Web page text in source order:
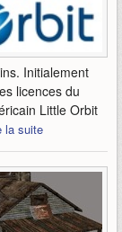
Initialement
licences du
Little Orbit
la suite